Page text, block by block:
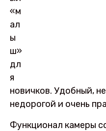
«м
ал
ы
ш»
дл
я
новичков. Удобный,
недорогой и очень
Функционал камеры